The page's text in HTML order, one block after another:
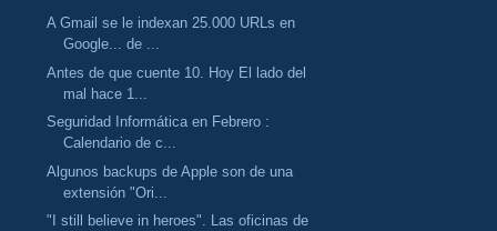
A Gmail se le indexan 25.000 URLs en
Google... de ...
Antes de que cuente 10. Hoy El lado del
mal hace 1...
Seguridad Informática en Febrero :
Calendario de c...
Algunos backups de Apple son de una
extensión "Ori...
"I still believe in heroes". Las oficinas de